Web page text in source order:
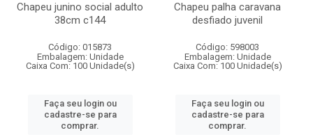
Chapeu junino social adulto
38cm c144
Código: 015873
Embalagem: Unidade
Caixa Com: 100 Unidade(s)
Faça seu login ou
cadastre-se para
comprar.
Chapeu palha caravana
desfiado juvenil
Código: 598003
Embalagem: Unidade
Caixa Com: 100 Unidade(s)
Faça seu login ou
cadastre-se para
comprar.